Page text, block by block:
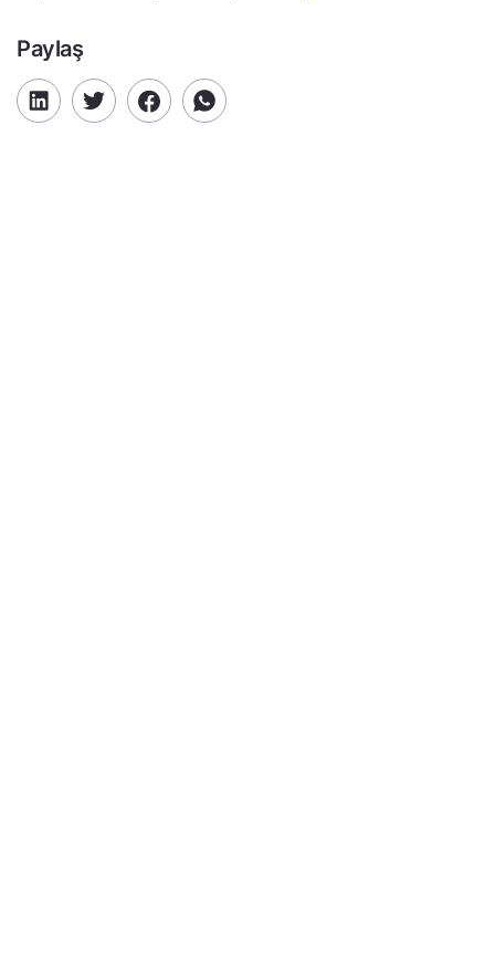
Paylaş